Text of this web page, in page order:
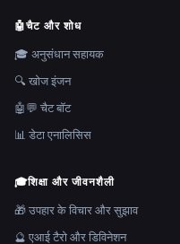
🤖चैट और शोध
🎓 अनुसंधान सहायक
🔍 खोज इंजन
🤖💬 चैट बॉट
📊 डेटा एनालिसिस
🎓शिक्षा और जीवनशैली
🎁 उपहार के विचार और सुझाव
🔮 एआई टैरो और डिविनेशन